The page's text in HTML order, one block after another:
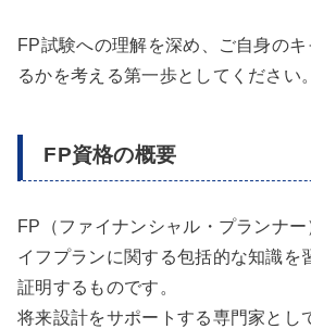
FP試験への理解を深め、ご自身の
るかを考える第一歩としてください。
FP資格の概要
FP（ファイナンシャル・プランナ
イフプランに関する包括的な知識を
証明するものです。
将来設計をサポートする専門家とし